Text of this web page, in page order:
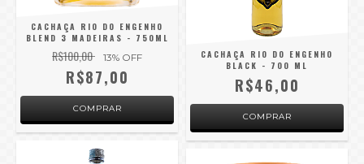
CACHAÇA RIO DO ENGENHO
BLEND 3 MADEIRAS - 750ML
R$100,00 13% OFF
R$87,00
CACHAÇA RIO DO ENGENHO
BLACK - 700 ML
R$46,00